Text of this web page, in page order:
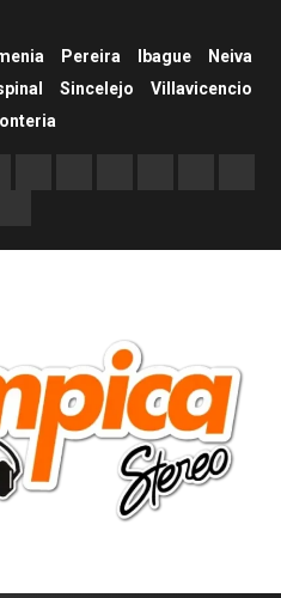
Pereira Ibague
Neiva
Sincelejo
Villavicencio